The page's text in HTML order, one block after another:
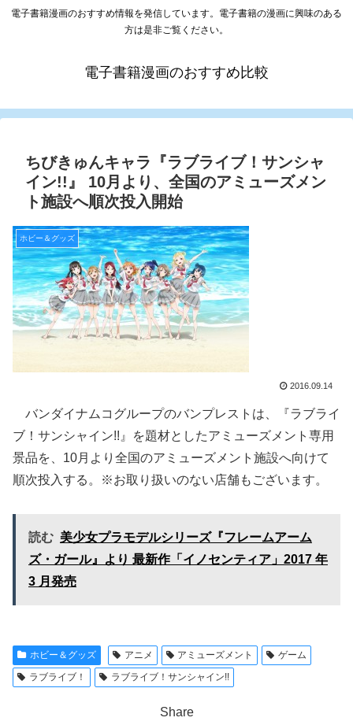
電子書籍漫画のおすすめ情報を発信しています。電子書籍の漫画に興味のある
方は是非ご覧ください。
電子書籍漫画のおすすめ比較
ちびきゅんキャラ『ラブライブ！サンシャ
イン!!』 10月より、全国のアミューズメン
ト施設へ順次投入開始
ホビー＆グッズ
2016.09.14
バンダイナムコグループのバンプレストは、『ラブライ
ブ！サンシャイン!!』を題材としたアミューズメント専用
景品を、10月より全国のアミューズメント施設へ向けて
順次投入する。※お取り扱いのない店舗もございます。
読む 美少女プラモデルシリーズ『フレームアーム
ズ・ガール』より 最新作「イノセンティア」2017 年
3 月発売
ホビー＆グッズ アニメ アミューズメント
ゲーム
ラブライブ！
ラブライブ！サンシャイン!!
Share